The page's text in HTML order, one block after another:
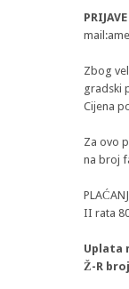
mail:
Zbog
gradski
Cijena
Za ovo
na broj
II rata
Uplata
Ž-R broj